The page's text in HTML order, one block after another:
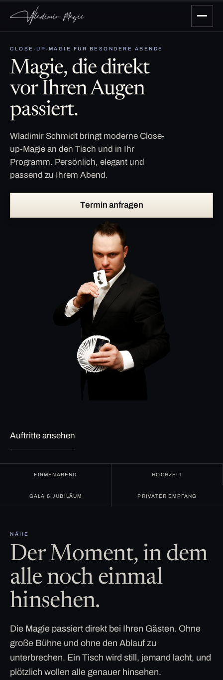
CLOSE-UP-MAGIE FÜR BESONDERE ABENDE
Magie, die direkt
vor Ihren Augen
passiert.
Wladimir Schmidt bringt moderne Close-
up-Magie an den Tisch und in Ihr
Programm. Persönlich, elegant und
passend zu Ihrem Abend.
Termin anfragen
Auftritte ansehen
FIRMENABEND HOCHZEIT
GALA & JUBILÄUM PRIVATER EMPFANG
NÄHE
Der Moment, in dem
alle noch einmal
hinsehen.
Die Magie passiert direkt bei Ihren Gästen. Ohne
große Bühne und ohne den Ablauf zu
unterbrechen. Ein Tisch wird still, jemand lacht, und
plötzlich wollen alle genauer hinsehen.